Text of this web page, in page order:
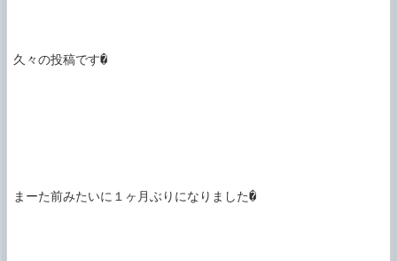
久々の投稿です�
まーた前みたいに１ヶ月ぶりになりました�